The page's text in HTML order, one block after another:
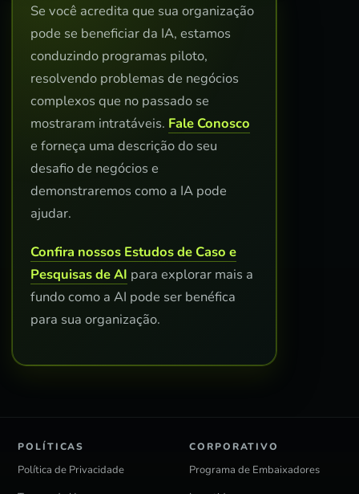
Se você acredita que sua organização
pode se beneficiar da IA, estamos
conduzindo programas piloto,
resolvendo problemas de negócios
complexos que no passado se
mostraram intratáveis. Fale Conosco
e forneça uma descrição do seu
desafio de negócios e
demonstraremos como a IA pode
ajudar.
Confira nossos Estudos de Caso e
Pesquisas de AI para explorar mais a
fundo como a AI pode ser benéfica
para sua organização.
POLÍTICAS
Política de Privacidade
CORPORATIVO
Programa de Embaixadores